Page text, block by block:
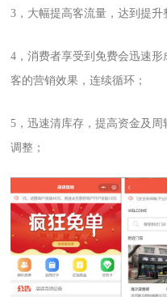
3，大幅提高客流量，达到提升
4，消费者享受到免费会迅速
客的营销效果，连续循环；
5，迅速清库存，提高资金及
调整；